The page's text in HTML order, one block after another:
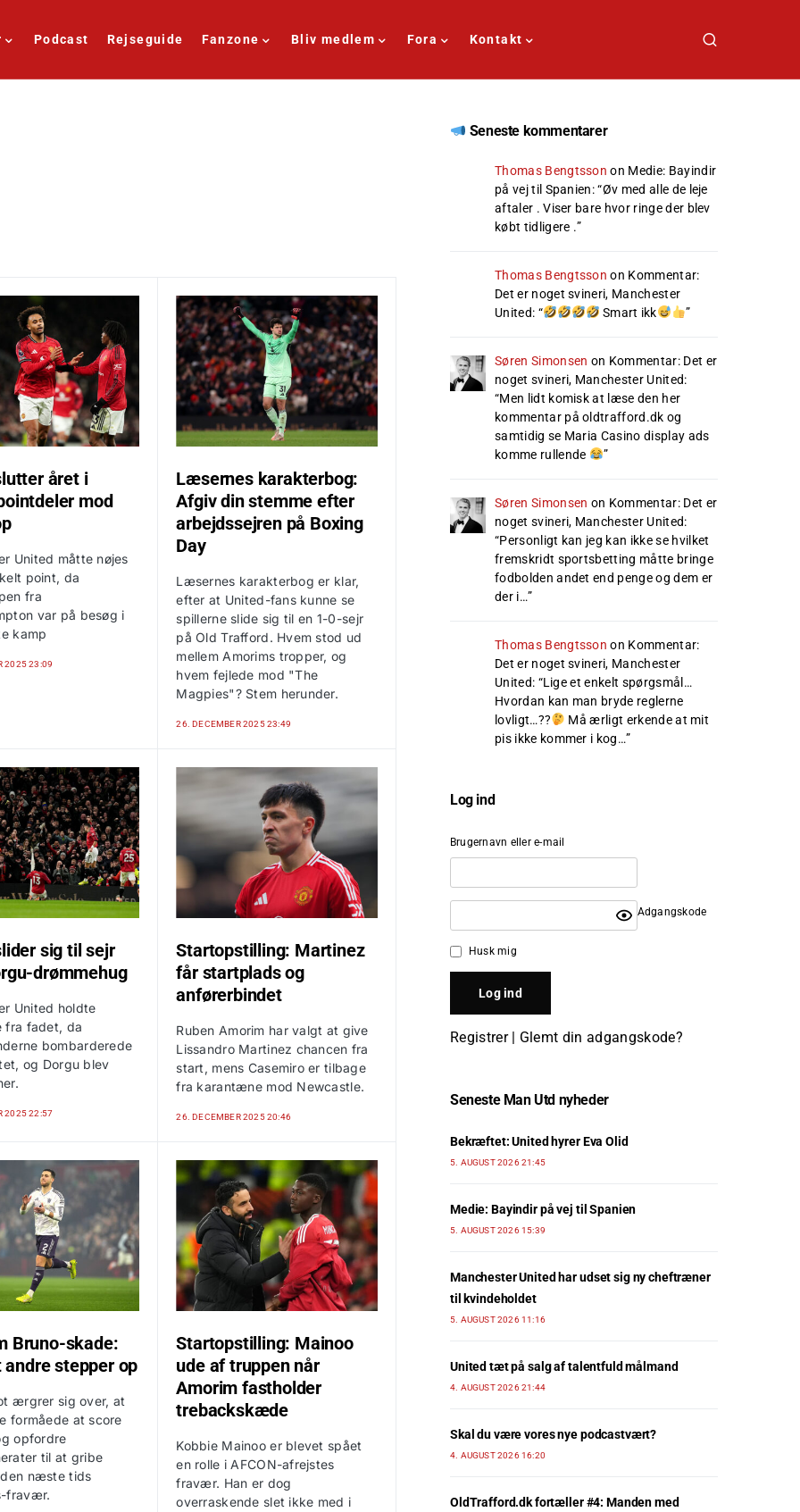
Podcast Rejseguide Fanzone Bliv medlem Fora Kontakt
året i
mod
United måtte nøjes
point, da
fra
var på besøg i
kamp
2025 23:09
Læsernes karakterbog:
Afgiv din stemme efter
arbejdssejren på Boxing
Day
Læsernes karakterbog er klar,
efter at United-fans kunne se
spillerne slide sig til en 1-0-sejr
på Old Trafford. Hvem stod ud
mellem Amorims tropper, og
hvem fejlede mod "The
Magpies"? Stem herunder.
26. DECEMBER 2025 23:49
sig til sejr
drømmehug
United holdte
fra fadet, da
bombarderede
og Dorgu blev
2025 22:57
Startopstilling: Martinez
får startplads og
anførerbindet
Ruben Amorim har valgt at give
Lissandro Martinez chancen fra
start, mens Casemiro er tilbage
fra karantæne mod Newcastle.
26. DECEMBER 2025 20:46
Bruno-skade:
stepper op
ærgrer sig over, at
formåede at score
opfordre
til at gribe
næste tids
fravær.
Startopstilling: Mainoo
ude af truppen når
Amorim fastholder
trebackskæde
Kobbie Mainoo er blevet spået
en rolle i AFCON-afrejstes
fravær. Han er dog
overraskende slet ikke med i
Seneste kommentarer
Thomas Bengtsson on Medie: Bayindir
på vej til Spanien: “Øv med alle de leje
aftaler . Viser bare hvor ringe der blev
købt tidligere .”
Thomas Bengtsson on Kommentar:
Det er noget svineri, Manchester
United: “ Smart ikk ”
Søren Simonsen on Kommentar: Det er
noget svineri, Manchester United:
“Men lidt komisk at læse den her
kommentar på oldtrafford.dk og
samtidig se Maria Casino display ads
komme rullende
”
Søren Simonsen on Kommentar: Det er
noget svineri, Manchester United:
“Personligt kan jeg kan ikke se hvilket
fremskridt sportsbetting måtte bringe
fodbolden andet end penge og dem er
der i…”
Thomas Bengtsson on Kommentar:
Det er noget svineri, Manchester
United: “Lige et enkelt spørgsmål…
Hvordan kan man bryde reglerne
lovligt…??
Må ærligt erkende at mit
pis ikke kommer i kog…”
Log ind
Brugernavn eller e-mail
Adgangskode
Husk mig
Registrer| Glemt din adgangskode?
Seneste Man Utd nyheder
Bekræftet: United hyrer Eva Olid
5. AUGUST 2026 21:45
Medie: Bayindir på vej til Spanien
5. AUGUST 2026 15:39
Manchester United har udset sig ny cheftræner
til kvindeholdet
5. AUGUST 2026 11:16
United tæt på salg af talentfuld målmand
4. AUGUST 2026 21:44
Skal du være vores nye podcastvært?
4. AUGUST 2026 16:20
OldTrafford.dk fortæller #4: Manden med